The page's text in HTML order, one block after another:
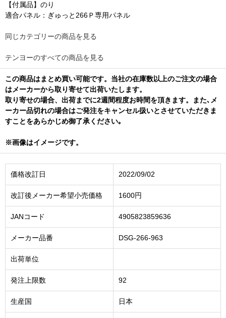
【付属品】のり
適合パネル：ぎゅっと266Ｐ専用パネル
同じカテゴリーの商品を見る
テンヨーのすべての商品を見る
この商品はまとめ買い可能です。当社の在庫数以上のご注文の場合
はメーカーから取り寄せて出荷いたします。
取り寄せの場合、出荷までに2週間程度お時間を頂きます。また､メ
ーカー品切れの場合はご発注をキャンセル扱いとさせていただきま
すことをあらかじめ御了承ください｡
※画像はイメージです。
価格改訂日 2022/09/02
改訂後メーカー希望小売価格 1600円
JANコード 4905823859636
メーカー品番 DSG-266-963
出荷単位
発注上限数 92
生産国 日本